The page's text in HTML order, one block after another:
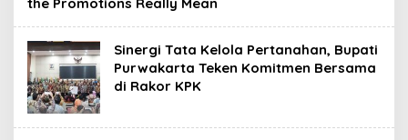
Sinergi Tata Kelola Pertanahan, Bupati
Purwakarta Teken Komitmen Bersama
di Rakor KPK